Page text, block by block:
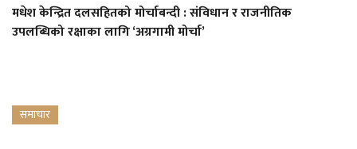
मधेश केन्द्रित दलसहितको मोर्चाबन्दी : संविधान र राजनीतिक
उपलब्धिको रक्षाका लागि ‘अग्रगामी मोर्चा’
समाचार